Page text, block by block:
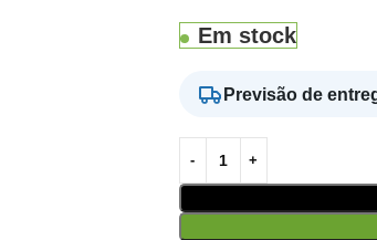
Em stock
Previsão de